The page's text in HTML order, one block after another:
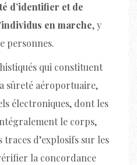
d’identifier et de
en marche, y
personnes.
qui constituent
sûreté aéroportuaire,
électroniques, dont les
le corps,
d’explosifs sur les
la concordance